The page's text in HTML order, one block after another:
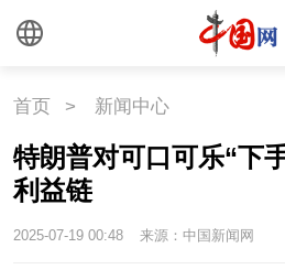
首页 > 新闻中心
特朗普对可口可乐“下
利益链
2025-07-19 00:48 来源：中国新闻网